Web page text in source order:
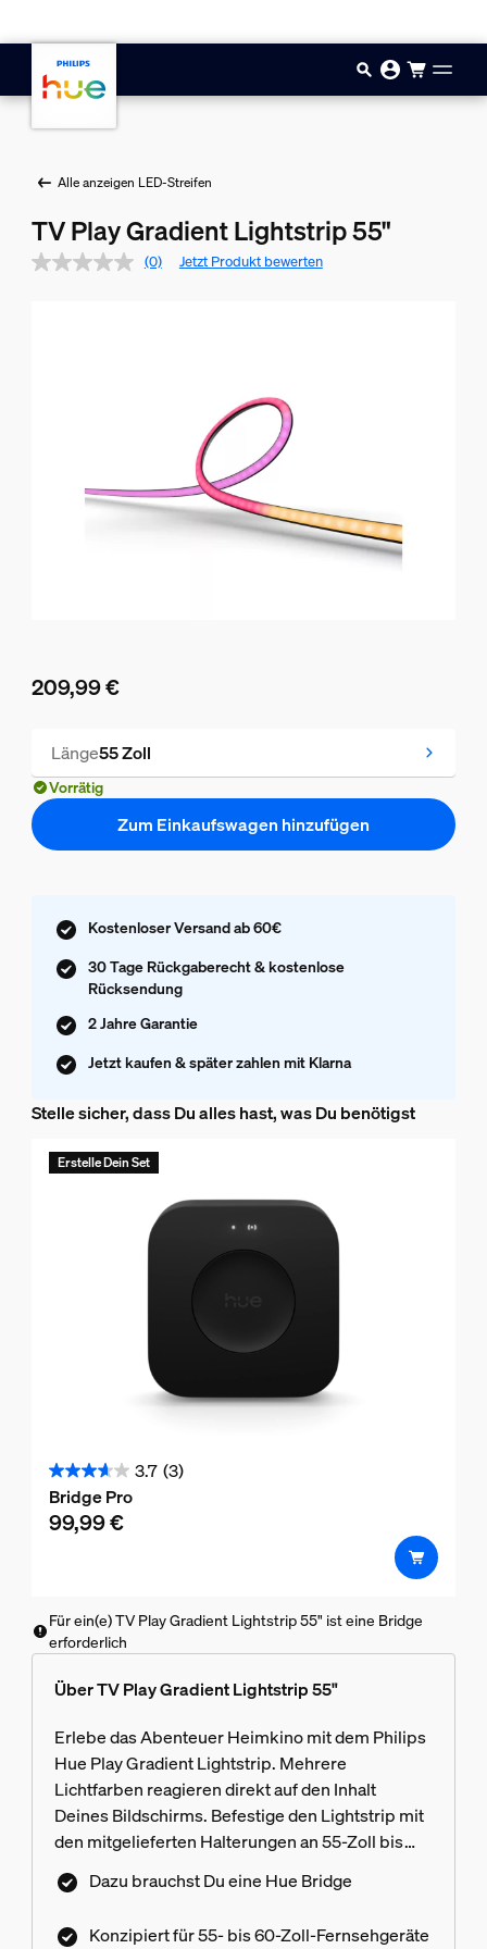
Alle anzeigen LED-Streifen
TV Play Gradient Lightstrip 55"
(0) Jetzt Produkt bewerten
209,99 €
Länge55 Zoll
Vorrätig
Zum Einkaufswagen hinzufügen
Kostenloser Versand ab 60€
30 Tage Rückgaberecht & kostenlose
Rücksendung
2 Jahre Garantie
Jetzt kaufen & später zahlen mit Klarna
Stelle sicher, dass Du alles hast, was Du benötigst
Erstelle Dein Set
3.7 (3)
3.7
von
5
Bewertungen
Bridge Pro
99,99 €
Für ein(e) TV Play Gradient Lightstrip 55" ist eine Bridge
erforderlich
Über TV Play Gradient Lightstrip 55"
Erlebe das Abenteuer Heimkino mit dem Philips
Hue Play Gradient Lightstrip. Mehrere
Lichtfarben reagieren direkt auf den Inhalt
Deines Bildschirms. Befestige den Lightstrip mit
den mitgelieferten Halterungen an 55-Zoll bis
65-Zoll Wand- oder Standfernsehern.
Dazu brauchst Du eine Hue Bridge
Konzipiert für 55- bis 60-Zoll-Fernsehgeräte